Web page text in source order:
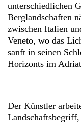
unterschiedlichen
Berglandschaften
zwischen Italien
Veneto, wo das
sanft in seinen
Horizonts im
Der Künstler